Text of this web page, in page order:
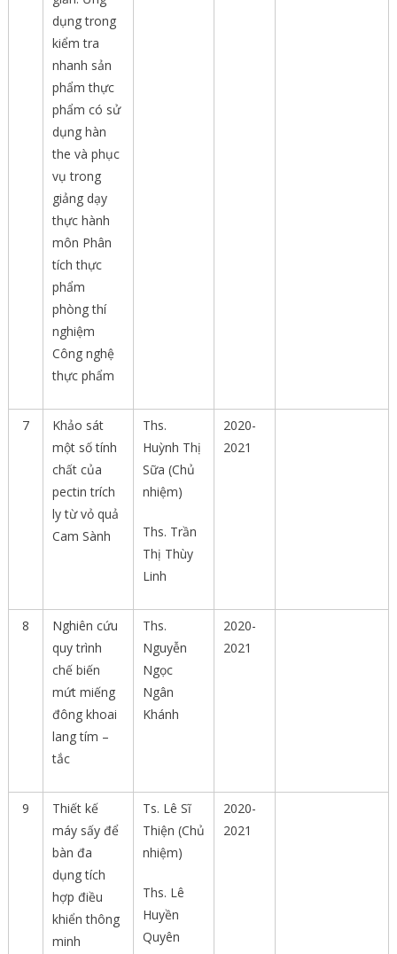
dụng trong
kiểm tra
nhanh sản
phẩm thực
phẩm có sử
dụng hàn
the và phục
vụ trong
giảng dạy
thực hành
môn Phân
tích thực
phẩm
phòng thí
nghiệm
Công nghệ
thực phẩm
7
Khảo sát
một số tính
chất của
pectin trích
ly từ vỏ quả
Cam Sành
Ths.
Huỳnh Thị
Sữa (Chủ
nhiệm)
Ths. Trần
Thị Thùy
Linh
2020-
2021
8
Nghiên cứu
quy trình
chế biến
mứt miếng
đông khoai
lang tím –
tắc
Ths.
Nguyễn
Ngọc
Ngân
Khánh
2020-
2021
9
Thiết kế
máy sấy để
bàn đa
dụng tích
hợp điều
khiển thông
minh
Ts. Lê Sĩ
Thiện (Chủ
nhiệm)
Ths. Lê
Huyền
Quyên
2020-
2021